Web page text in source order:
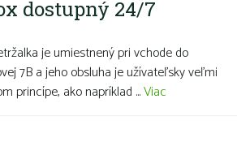
dostupný 24/7
je umiestnený pri vchode do
7B a jeho obsluha je užívateľsky veľmi
princípe, ako napríklad ...Viac